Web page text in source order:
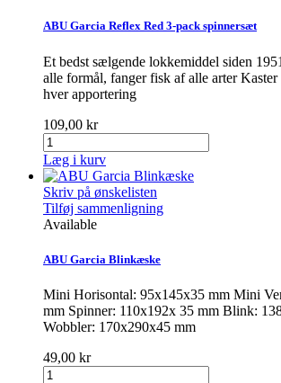
ABU Garcia Reflex Red 3-pack spinnersæt
Et bedst sælgende lokkemiddel siden
alle formål, fanger fisk af alle arter
hver apportering
109,00 kr
Læg i kurv
Skriv på ønskelisten
Tilføj sammenligning
Available
ABU Garcia Blinkæske
Mini Horisontal: 95x145x35 mm Mini
mm Spinner: 110x192x 35 mm Blink:
Wobbler: 170x290x45 mm
49,00 kr